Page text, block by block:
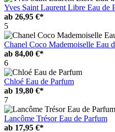
Yves Saint Laurent Libre Eau de
ab 26,95 €*
5
Chanel Coco Mademoiselle Eau
ab 84,00 €*
6
Chloé Eau de Parfum
ab 19,80 €*
7
Lancôme Trésor Eau de Parfum
ab 17,95 €*